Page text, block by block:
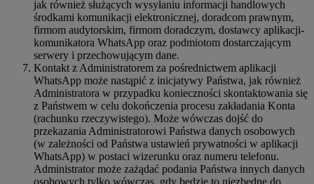
jak również służących wysyłaniu informacji handlowych
środkami komunikacji elektronicznej, doradcom prawnym,
firmom audytorskim, firmom doradczym, dostawcy aplikacji-
komunikatora WhatsApp oraz podmiotom dostarczającym
serwery i przechowującym dane.
Kontakt z Administratorem za pośrednictwem aplikacji
WhatsApp może nastąpić z inicjatywy Państwa, jak również
Administratora w przypadku konieczności skontaktowania się
z Państwem w celu dokończenia procesu zakładania Konta
(rachunku rzeczywistego). Może wówczas dojść do
przekazania Administratorowi Państwa danych osobowych
(w zależności od Państwa ustawień prywatności w aplikacji
WhatsApp) w postaci wizerunku oraz numeru telefonu.
Administrator może zażądać podania Państwa innych danych
osobowych tylko wówczas, gdy będzie to niezbędne do